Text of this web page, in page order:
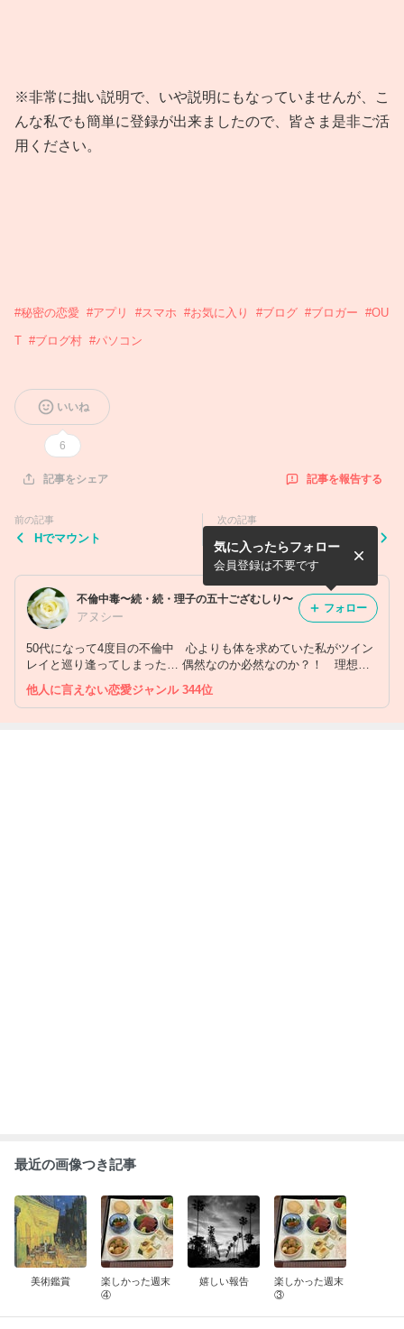
※非常に拙い説明で、いや説明にもなっていませんが、こ
んな私でも簡単に登録が出来ましたので、皆さま是非ご活
用ください。
#秘密の恋愛 #アプリ #スマホ #お気に入り #ブログ #ブロガー #OU
T #ブログ村 #パソコン
いいね
6
記事をシェア 記事を報告する
前の記事
Hでマウント
次の記事
不倫中毒〜続・続・理子の五十ござむしり〜
アヌシー
50代になって4度目の不倫中 心よりも体を求めていた私がツイン
レイと巡り逢ってしまった… 偶然なのか必然なのか？！ 理想的
な海外旅行の実現を目指す私(理子)と13歳年上の今彼(かず)との
〝待ったなし、真っ向勝負のＷ不倫〟を赤裸々に綴っていきます
気に入ったらフォロー
会員登録は不要です
フォロー
他人に言えない恋愛ジャンル 344位
最近の画像つき記事
美術鑑賞
楽しかった週末
④
嬉しい報告
楽しかった週末
③